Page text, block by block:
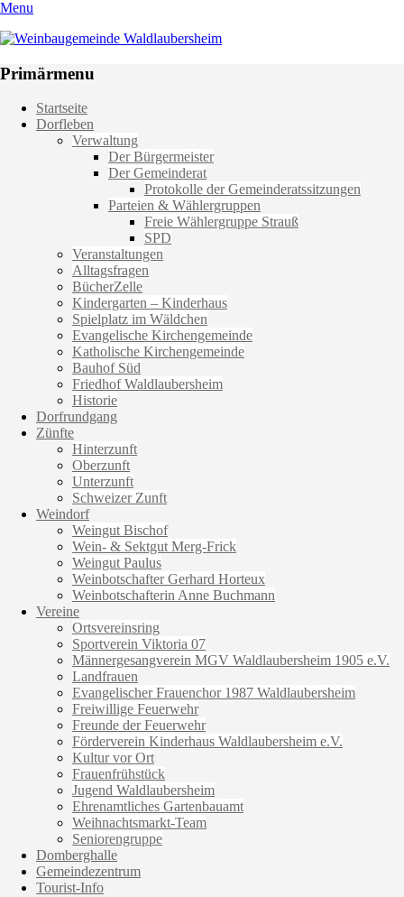
Menu
Weinbaugemeinde Waldlaubersheim
Primärmenu
Weiter
zum
Startseite
Dorfleben
Verwaltung
Der Bürgermeister
Der Gemeinderat
Protokolle der Gemeinderatssitzungen
Parteien & Wählergruppen
Freie Wählergruppe Strauß
SPD
Veranstaltungen
Alltagsfragen
BücherZelle
Kindergarten – Kinderhaus
Spielplatz im Wäldchen
Evangelische Kirchengemeinde
Katholische Kirchengemeinde
Bauhof Süd
Friedhof Waldlaubersheim
Historie
Dorfrundgang
Zünfte
Hinterzunft
Oberzunft
Unterzunft
Schweizer Zunft
Weindorf
Weingut Bischof
Wein- & Sektgut Merg-Frick
Weingut Paulus
Weinbotschafter Gerhard Horteux
Weinbotschafterin Anne Buchmann
Vereine
Ortsvereinsring
Sportverein Viktoria 07
Männergesangverein MGV Waldlaubersheim 1905 e.V.
Landfrauen
Evangelischer Frauenchor 1987 Waldlaubersheim
Freiwillige Feuerwehr
Freunde der Feuerwehr
Förderverein Kinderhaus Waldlaubersheim e.V.
Kultur vor Ort
Frauenfrühstück
Jugend Waldlaubersheim
Ehrenamtliches Gartenbauamt
Weihnachtsmarkt-Team
Seniorengruppe
Domberghalle
Gemeindezentrum
Tourist-Info